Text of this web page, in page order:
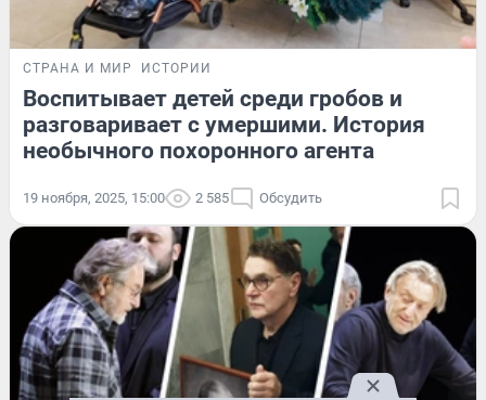
СТРАНА И МИР ИСТОРИИ
Воспитывает детей среди гробов и
разговаривает с умершими. История
необычного похоронного агента
19 ноября, 2025, 15:00 2 585 Обсудить